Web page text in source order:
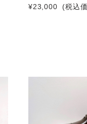
¥23,000 (税込